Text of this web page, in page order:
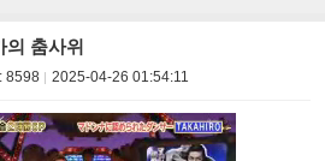
의 춤사위
8598 2025-04-26 01:54:11